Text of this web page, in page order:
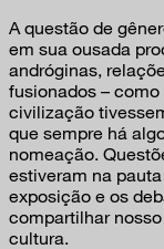
A questão de
em sua ousada
andróginas,
fusionados –
civilização
que sempre há
nomeação.
estiveram na
exposição e os
compartilhar
cultura.